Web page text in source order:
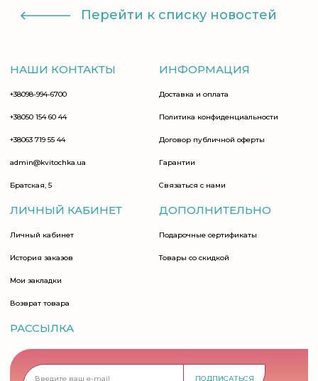
Перейти к списку новостей
НАШИ КОНТАКТЫ
+38098-994-6700
+38050 154 60 44
+38063 719 55 44
admin@kvitochka.ua
Братская, 5
ИНФОРМАЦИЯ
Доставка и оплата
Политика конфиденциальности
Договор публичной оферты
Гарантии
Связаться с нами
ЛИЧНЫЙ КАБИНЕТ
Личный кабинет
История заказов
Мои закладки
Возврат товара
ДОПОЛНИТЕЛЬНО
Подарочные сертификаты
Товары со скидкой
РАССЫЛКА
ПОДПИСАТЬСЯ